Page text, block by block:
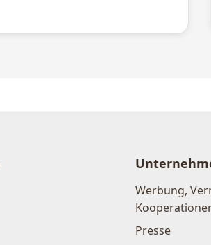
Werbung,
Presse